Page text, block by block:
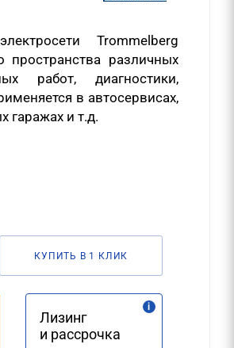
Trommelberg
пространства различных
работ, диагностики,
в автосервисах,
гаражах и т.д.
КУПИТЬ В 1 КЛИК
Лизинг
и рассрочка